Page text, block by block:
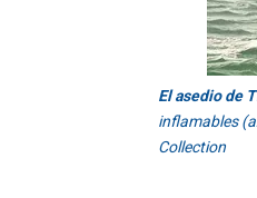
El asedio de
inflamables
Collection